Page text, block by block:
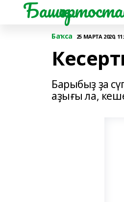
Баҡса 25 МАРТА 2020,
Барыбыҙ ҙа
аҙығы ла,